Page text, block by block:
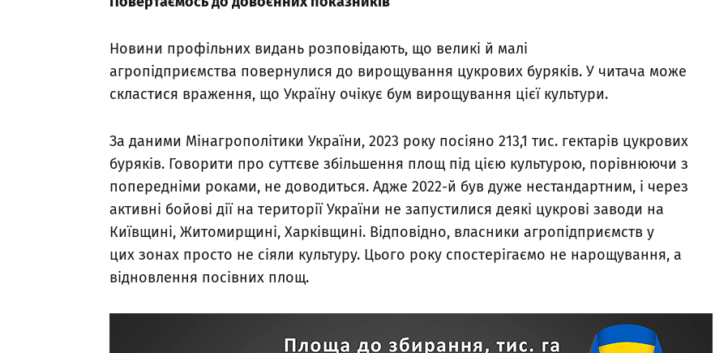
Новини профільних видань розповідають, що великі й малі
агропідприємства повернулися до вирощування цукрових буряків. У читача може
скластися враження, що Україну очікує бум вирощування цієї культури.
За даними Мінагрополітики України, 2023 року посіяно 213,1 тис. гектарів цукрових
буряків. Говорити про суттєве збільшення площ під цією культурою, порівнюючи з
попередніми роками, не доводиться. Адже 2022-й був дуже нестандартним, і через
активні бойові дії на території України не запустилися деякі цукрові заводи на
Київщині, Житомирщині, Харківщині. Відповідно, власники агропідприємств у
цих зонах просто не сіяли культуру. Цього року спостерігаємо не нарощування, а
відновлення посівних площ.